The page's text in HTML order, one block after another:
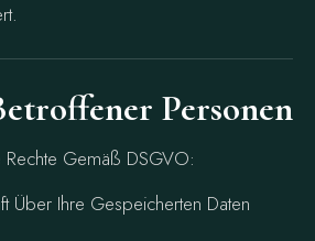
Personen
Gemäß DSGVO:
Über Ihre Gespeicherten Daten